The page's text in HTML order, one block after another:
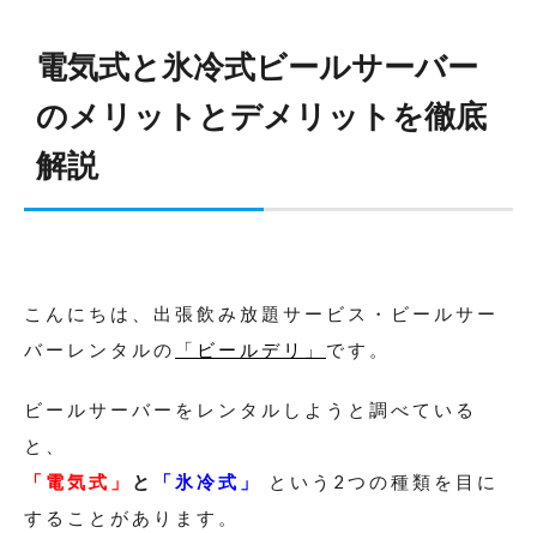
電気式と氷冷式ビールサーバー
のメリットとデメリットを徹底
解説
こんにちは、出張飲み放題サービス・ビールサー
バーレンタルの
「ビールデリ」 です。
ビールサーバーをレンタルしようと調べている
と、
「電気式」
と 「氷冷式」
という2つの種類を目に
することがあります。